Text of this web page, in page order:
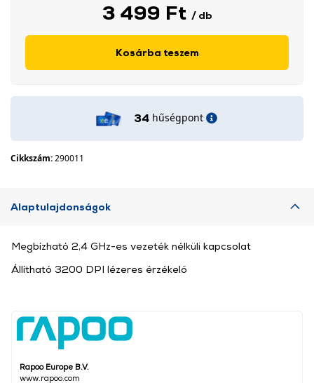
3 499 Ft / db
Kosárba teszem
34 hűségpont
Cikkszám:290011
Alaptulajdonságok
Rapoo Europe B.V.
www.rapoo.com
Megbízható 2,4 GHz-es vezeték nélküli kapcsolat
Állítható 3200 DPI lézeres érzékelő